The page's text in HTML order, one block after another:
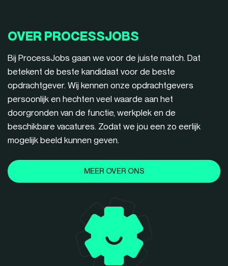
OVER PROCESSJOBS
Bij ProcessJobs gaan we voor de juiste match. Dat
betekent de beste kandidaat voor de beste
opdrachtgever. Wij kennen onze opdrachtgevers
persoonlijk en hechten veel waarde aan het
doorgronden van de functie, werkplek en de
beschikbare vacatures. Zodat we jou een zo eerlijk
mogelijk beeld kunnen geven.
MEER OVER ONS